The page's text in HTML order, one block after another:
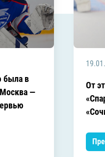
была в
—
От